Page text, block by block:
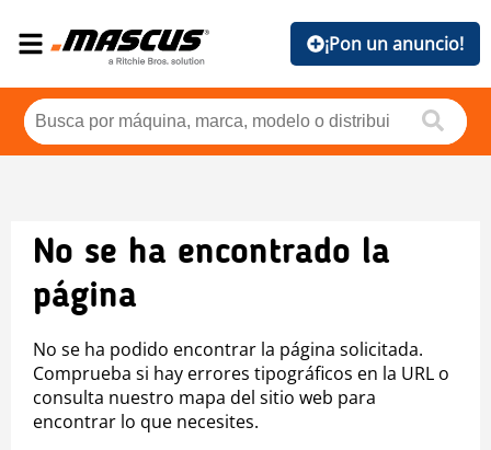
¡Pon un anuncio!
No se ha encontrado la
página
No se ha podido encontrar la página solicitada.
Comprueba si hay errores tipográficos en la URL o
consulta nuestro mapa del sitio web para
encontrar lo que necesites.